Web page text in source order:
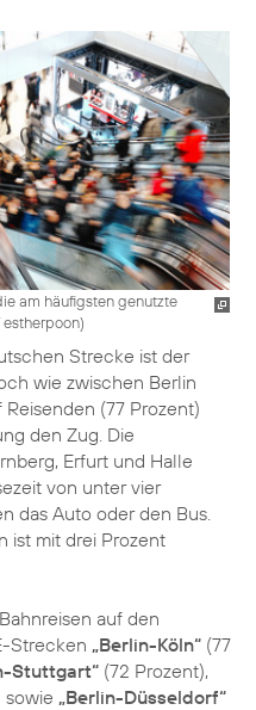
am häufigsten genutzte
)
Strecke ist der
wie zwischen Berlin
(77 Prozent)
den Zug. Die
Erfurt und Halle
von unter vier
das Auto oder den Bus.
ist mit drei Prozent
auf den
Strecken „Berlin-Köln“ (77
Stuttgart“ (72 Prozent),
sowie „Berlin-Düsseldorf“